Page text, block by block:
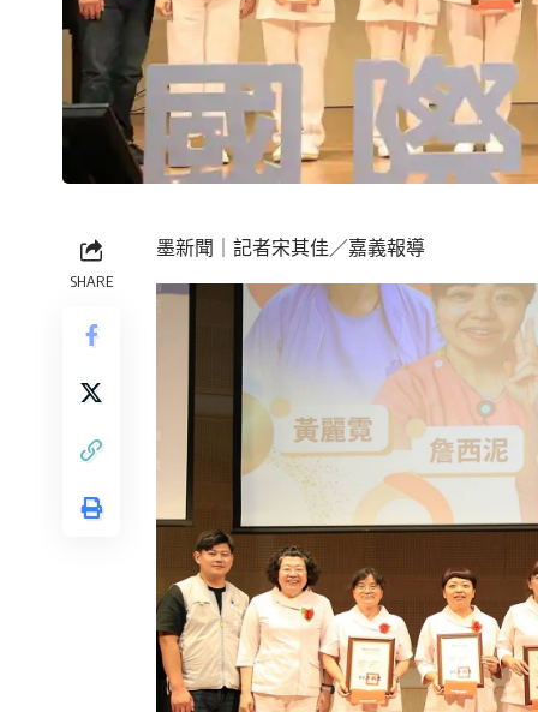
SHARE
墨新聞 ｜記者宋其佳／嘉義報導